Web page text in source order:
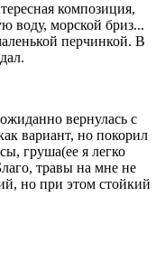
композиция,
воду, морской бриз...
перчинкой. В
вернулась с
вариант, но покорил
груша(ее я легко
травы на мне не
но при этом стойкий